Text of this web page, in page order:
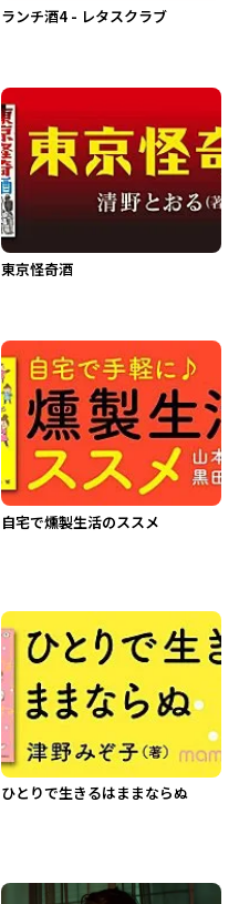
ランチ酒4 - レタスクラブ
東京怪奇酒
自宅で燻製生活のススメ
ひとりで生きるはままならぬ